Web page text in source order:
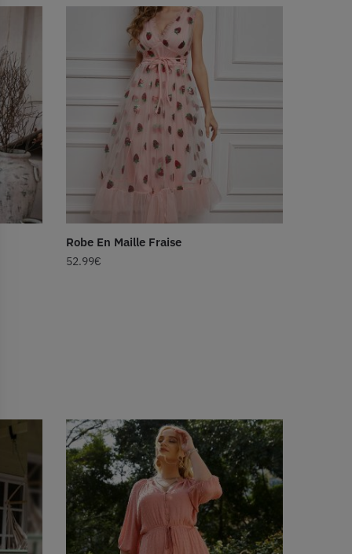
Robe En Maille Fraise
52.99€